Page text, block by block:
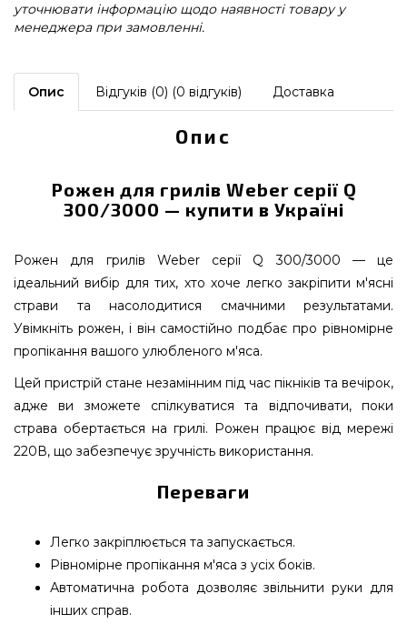
уточнювати інформацію щодо наявності товару у
менеджера при замовленні.
Опис Відгуків (0) (0 відгуків) Доставка
Опис
Рожен для грилів Weber серії Q
300/3000 — купити в Україні
Рожен для грилів Weber серії Q 300/3000 — це
ідеальний вибір для тих, хто хоче легко закріпити м'ясні
страви та насолодитися смачними результатами.
Увімкніть рожен, і він самостійно подбає про рівномірне
пропікання вашого улюбленого м'яса.
Цей пристрій стане незамінним під час пікніків та вечірок,
адже ви зможете спілкуватися та відпочивати, поки
страва обертається на грилі. Рожен працює від мережі
220В, що забезпечує зручність використання.
Переваги
Легко закріплюється та запускається.
Рівномірне пропікання м'яса з усіх боків.
Автоматична робота дозволяє звільнити руки для
інших справ.